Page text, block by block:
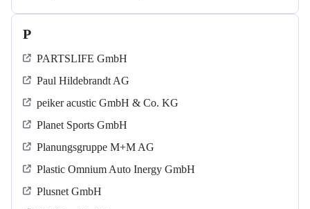
P
PARTSLIFE GmbH
Paul Hildebrandt AG
peiker acustic GmbH & Co. KG
Planet Sports GmbH
Planungsgruppe M+M AG
Plastic Omnium Auto Inergy GmbH
Plusnet GmbH